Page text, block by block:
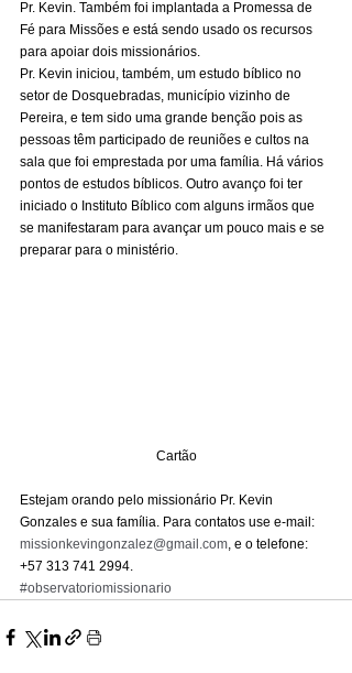
Pr. Kevin. Também foi implantada a Promessa de
Fé para Missões e está sendo usado os recursos
para apoiar dois missionários.
Pr. Kevin iniciou, também, um estudo bíblico no
setor de Dosquebradas, município vizinho de
Pereira, e tem sido uma grande benção pois as
pessoas têm participado de reuniões e cultos na
sala que foi emprestada por uma família. Há vários
pontos de estudos bíblicos. Outro avanço foi ter
iniciado o Instituto Bíblico com alguns irmãos que
se manifestaram para avançar um pouco mais e se
preparar para o ministério.
Cartão
Estejam orando pelo missionário Pr. Kevin
Gonzales e sua família. Para contatos use e-mail:
missionkevingonzalez@gmail.com, e o telefone:
+57 313 741 2994.
#observatoriomissionario